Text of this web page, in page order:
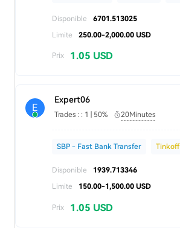
Disponible
6701.513025
Limite
250.00-2,000.00 USD
Prix 1.05 USD
E
Expert06
Trades : : 1 | 50% 20Minutes
SBP - Fast Bank Transfer Tinkoff
Disponible
1939.713346
Limite
150.00-1,500.00 USD
Prix 1.05 USD